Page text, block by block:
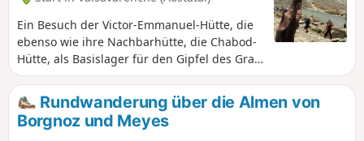
Ein Besuch der Victor-Emmanuel-Hütte, die
ebenso wie ihre Nachbarhütte, die Chabod-
Hütte, als Basislager für den Gipfel des Gran
Paradiso in der Provinz Aosta in Norditalien
gilt. Ein steiler, aber kurzer Aufstieg, der
zwischen der Hütte und dem Moncorvé-See
endet.
Rundwanderung über die Almen von
Borgnoz und Meyes